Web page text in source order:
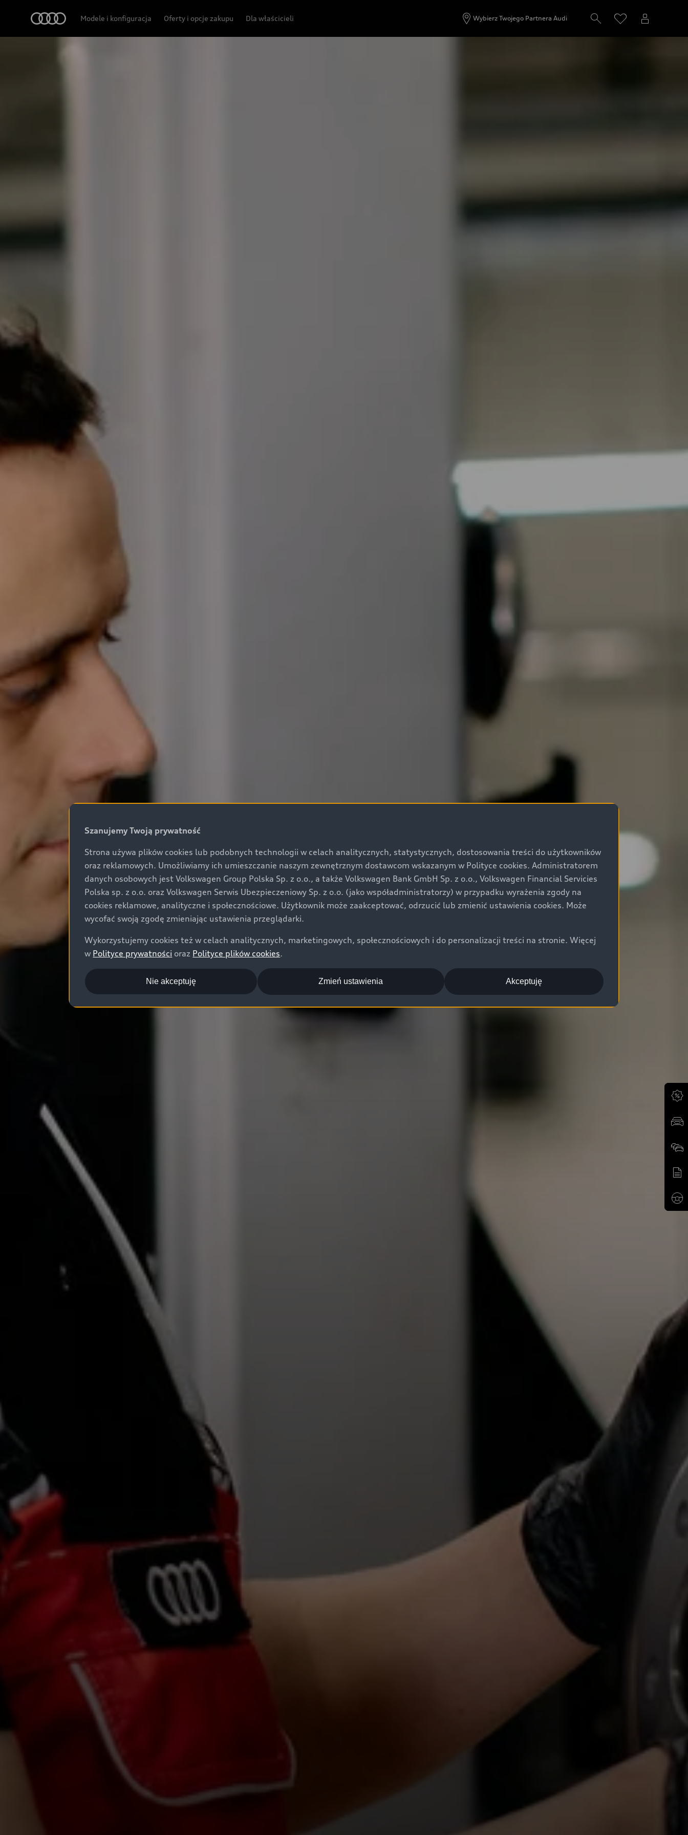
Modele i konfiguracja Oferty i opcje zakupu Dla właścicieli Wybierz Twojego Partnera Audi
Szanujemy Twoją prywatność
Strona używa plików cookies lub podobnych technologii w celach analitycznych, statystycznych, dostosowania treści do użytkowników
oraz reklamowych. Umożliwiamy ich umieszczanie naszym zewnętrznym dostawcom wskazanym w Polityce cookies. Administratorem
danych osobowych jest Volkswagen Group Polska Sp. z o.o., a także Volkswagen Bank GmbH Sp. z o.o., Volkswagen Financial Servicies
Polska sp. z o.o. oraz Volkswagen Serwis Ubezpieczeniowy Sp. z o.o. (jako współadministratorzy) w przypadku wyrażenia zgody na
cookies reklamowe, analityczne i społecznościowe. Użytkownik może zaakceptować, odrzucić lub zmienić ustawienia cookies. Może
wycofać swoją zgodę zmieniając ustawienia przeglądarki.
Wykorzystujemy cookies też w celach analitycznych, marketingowych, społecznościowych i do personalizacji treści na stronie. Więcej
w Polityce prywatności oraz Polityce plików cookies.
Akceptuję
Nie akceptuję Zmień ustawienia